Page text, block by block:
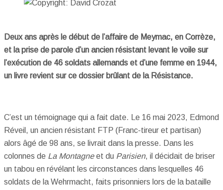
Deux ans après le début de l’affaire de Meymac, en Corrèze,
et la prise de parole d’un ancien résistant levant le voile sur
l’exécution de 46 soldats allemands et d’une femme en 1944,
un livre revient sur ce dossier brûlant de la Résistance.
C’est un témoignage qui a fait date. Le 16 mai 2023, Edmond
Réveil, un ancien résistant FTP (Franc-tireur et partisan)
alors âgé de 98 ans, se livrait dans la presse. Dans les
colonnes de La Montagneet du Parisien, il décidait de briser
un tabou en révélant les circonstances dans lesquelles 46
soldats de la Wehrmacht, faits prisonniers lors de la bataille